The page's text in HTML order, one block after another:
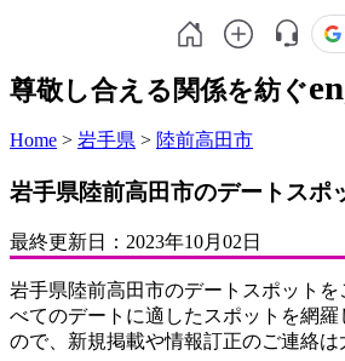
尊敬し合える関係を紡ぐ
Home > 岩手県 > 陸前高田市
岩手県陸前高田市のデートスポ
最終更新日： 2023年10月02日
岩手県陸前高田市のデートスポット
べてのデートに適したスポットを網
ので、新規掲載や情報訂正のご連絡は